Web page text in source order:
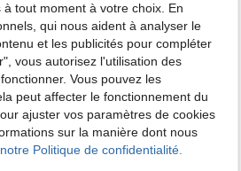
Manfinity Homme Pantalon de costume à poche oblique imprimé à carreaux pour hommes, pour cérémonie et tenue de soirée
#3 BEST-SELLERS
CA$25.68
tout moment à votre choix. En
qui nous aident à analyser le
et les publicités pour compléter
vous autorisez l'utilisation des
Vous pouvez les
peut affecter le fonctionnement du
ajuster vos paramètres de cookies
sur la manière dont nous
Politique de confidentialité.